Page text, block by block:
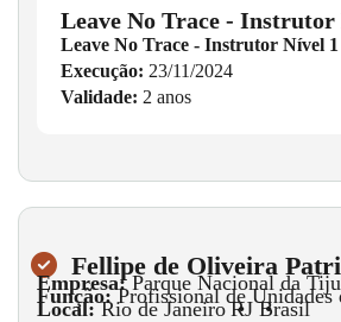
Leave No Trace - Instrutor
Leave No Trace - Instrutor Nível
Execução: 23/11/2024
Validade: 2 anos
Fellipe de Oliveira
Empresa: Parque Nacional da
Função: Profissional de Unidades
Local:Rio de Janeiro•
RJ•
Brasil